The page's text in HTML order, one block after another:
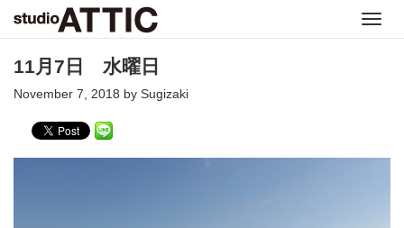
11月7日 水曜日
November 7, 2018 by Sugizaki